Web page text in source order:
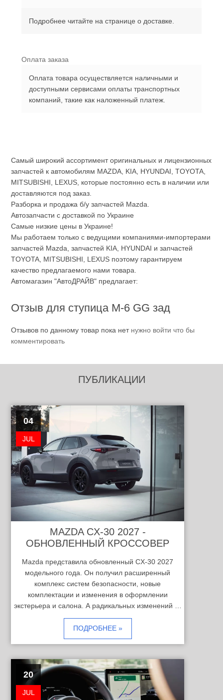
Подробнее читайте на странице о доставке.
Оплата заказа
Оплата товара осуществляется наличными и
доступными сервисами оплаты транспортных
компаний, такие как наложенный платеж.
Самый широкий ассортимент оригинальных и лицензионных
запчастей к автомобилям MAZDA, KIA, HYUNDAI, TOYOTA,
MITSUBISHI, LEXUS, которые постоянно есть в наличии или
доставляются под заказ.
Разборка и продажа б/у запчастей Mazda.
Автозапчасти с доставкой по Украине
Самые низкие цены в Украине!
Мы работаем только с ведущими компаниями-импортерами
запчастей Mazda, запчастей KIA, HYUNDAI и запчастей
TOYOTA, MITSUBISHI, LEXUS поэтому гарантируем
качество предлагаемого нами товара.
Автомагазин "АвтоДРАЙВ" предлагает:
Отзыв для ступица М-6 GG зад
Отзывов по данному товар пока нет нужно войти что бы
комментировать
ПУБЛИКАЦИИ
04
JUL
MAZDA CX-30 2027 -
ОБНОВЛЕННЫЙ КРОССОВЕР
Mazda представила обновленный CX-30 2027
модельного года. Он получил расширенный
комплекс систем безопасности, новые
комплектации и изменения в оформлении
экстерьера и салона. А радикальных изменений …
ПОДРОБНЕЕ »
20
JUL